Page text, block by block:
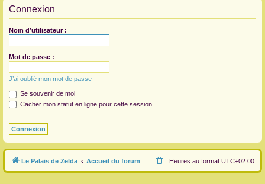
Connexion
Nom d’utilisateur :
Mot de passe :
J’ai oublié mon mot de passe
Se souvenir de moi
Cacher mon statut en ligne pour cette session
Le Palais de Zelda Accueil du forum Heures au format UTC+02:00